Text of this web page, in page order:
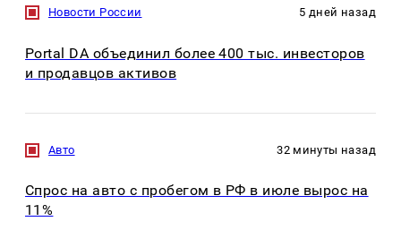
Новости России 5 дней назад
Portal DA объединил более 400 тыс. инвесторов
и продавцов активов
Авто 32 минуты назад
Спрос на авто с пробегом в РФ в июле вырос на
11%